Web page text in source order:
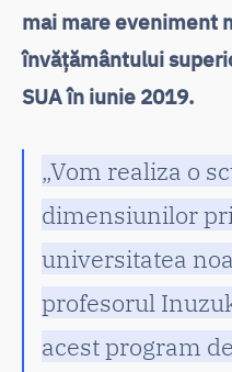
mai mare eveniment
învățământului
SUA în iunie 2019.
„Vom realiza o
dimensiunilor
universitatea
profesorul
acest program